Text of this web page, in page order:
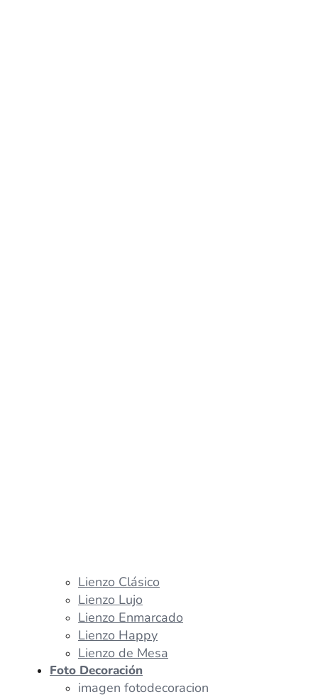
Lienzo Clásico
Lienzo Lujo
Lienzo Enmarcado
Lienzo Happy
Lienzo de Mesa
Foto Decoración
imagen fotodecoracion